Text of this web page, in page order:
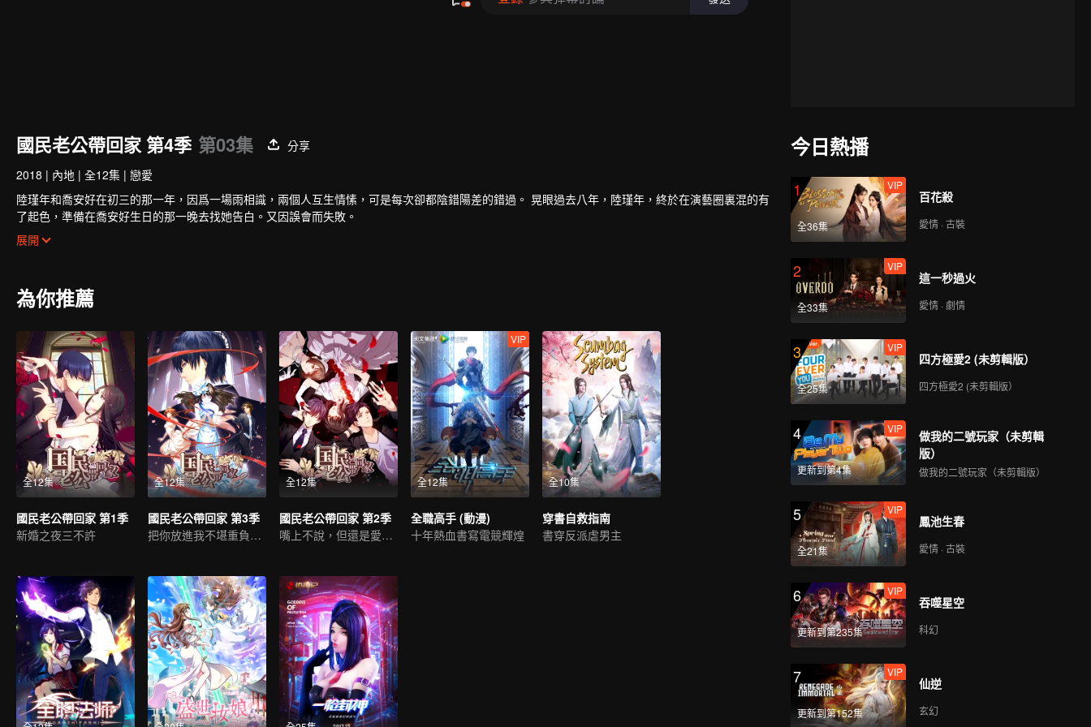
國民老公帶回家 第4季 第03集
分享
2018 | 內地 | 全12集 | 戀愛
陸瑾年和喬安好在初三的那一年，因爲一場雨相識，兩個人互生情愫，可是每次卻都陰錯陽差的錯過。 晃眼過去八年，陸瑾年，終於在演藝圈裏混的有
了起色，準備在喬安好生日的那一晚去找她告白。又因誤會而失敗。
五年後，韓如初找了陸瑾年來扮演許嘉木，然後並放出和喬安好聯姻的消息，企圖以穩住家族企業，曾經互相暗戀的兩個人，再次重逢，並開始扮演假
未婚夫妻。兩人的關係卻因之前的誤會處於冰封狀態。直到陸瑾年兩人互相坦露心跡，重修舊好。
展開
為你推薦
全12集
國民老公帶回家 第1季
新婚之夜三不許
全12集
國民老公帶回家 第3季
把你放進我不堪重負的心底
全12集
國民老公帶回家 第2季
嘴上不說，但還是愛着你
全12集
VIP
全職高手 (動漫)
十年熱血書寫電競輝煌
全10集
穿書自救指南
書穿反派虐男主
今日熱播
1
全36集
VIP
百花殺
愛情 · 古裝
2
全33集
VIP
這一秒過火
愛情 · 劇情
3
全25集
VIP
四方極愛2 (未剪輯版）
四方極愛2 (未剪輯版）
4
更新到第4集
VIP
做我的二號玩家（未剪輯
版）
做我的二號玩家（未剪輯版）
5
全21集
VIP
鳳池生春
愛情 · 古裝
6
更新到第235集
VIP
吞噬星空
科幻
7
更新到第152集
VIP
仙逆
玄幻